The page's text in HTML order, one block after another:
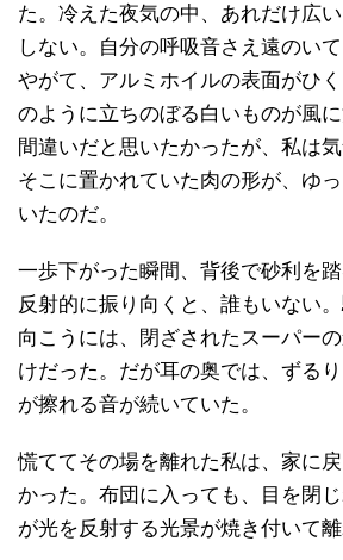
た。冷えた夜気の中、あれだけ広
しない。自分の呼吸音さえ遠のいて
やがて、アルミホイルの表面がひ
のように立ちのぼる白いものが風
間違いだと思いたかったが、私は気
そこに置かれていた肉の形が、ゆ
いたのだ。
一歩下がった瞬間、背後で砂利を踏
反射的に振り向くと、誰もいない
向こうには、閉ざされたスーパー
けだった。だが耳の奥では、ずる
が擦れる音が続いていた。
慌ててその場を離れた私は、家に
かった。布団に入っても、目を閉
が光を反射する光景が焼き付いて離